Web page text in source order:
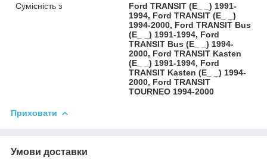
Сумісність з
Ford TRANSIT (E_ _) 1991-
1994, Ford TRANSIT (E_ _)
1994-2000, Ford TRANSIT Bus
(E_ _) 1991-1994, Ford
TRANSIT Bus (E_ _) 1994-
2000, Ford TRANSIT Kasten
(E_ _) 1991-1994, Ford
TRANSIT Kasten (E_ _) 1994-
2000, Ford TRANSIT
TOURNEO 1994-2000
Приховати
Умови доставки